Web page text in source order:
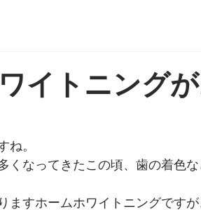
イトニング
ね。
くなってきたこの頃、歯の着色
ますホームホワイトニングです